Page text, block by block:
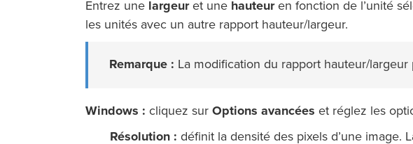
Entrez une largeuret une hauteuren fonction de l’unité
les unités avec un autre rapport hauteur/largeur.
Remarque : La modification du rapport hauteur/
Windows : cliquez sur Options avancées et réglez les
Résolution : définit la densité des pixels d’une image.